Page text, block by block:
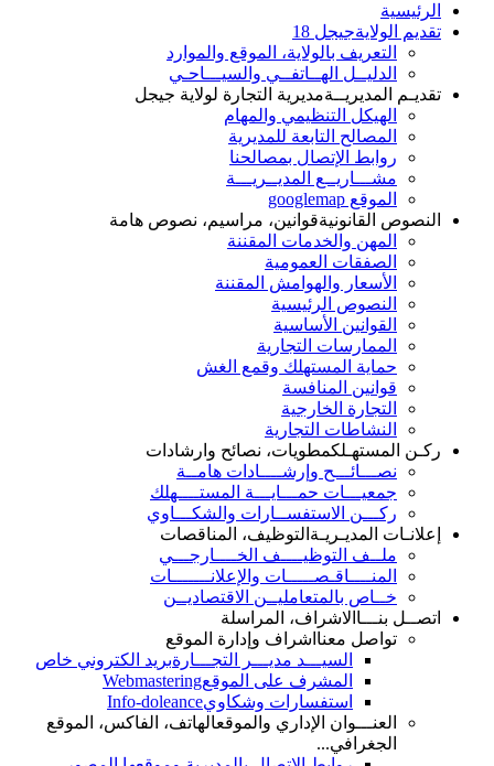
الرئيسية
تقديم الولايةجيجل 18
التعريف بالولاية، الموقع والموارد
الدليــل الهــاتفــي والسيـــاحـي
تقديـم المديريــةمديرية التجارة لولاية جيجل
الهيكل التنظيمي والمهام
المصالح التابعة للمديرية
روابط الإتصال بمصالحنا
مشـــاريــع المديــريـــة
الموقع googlemap
النصوص القانونيةقوانين، مراسيم، نصوص هامة
المهن والخدمات المقننة
الصفقات العمومية
الأسعار والهوامش المقننة
النصوص الرئيسية
القوانين الأساسية
الممارسات التجارية
حماية المستهلك وقمع الغش
قوانين المنافسة
التجارة الخارجية
النشاطات التجارية
ركـن المستهـلكمطويات، نصائح وارشادات
نصـــائـــح وإرشــــادات هامــة
جمعيـــات حمـــايـــة المستــــهلك
ركـــن الاستفســارات والشكـــاوي
إعلانـات المديـريـة التوظيف، المناقصات
ملــف التوظيــــف الخــــارجـــي
المنــــاقـصـــــات والإعلانـــــــات
خــاص بالمتعامليــن الاقتصاديــن
اتصــل بنـــا الاشراف، المراسلة
تواصل معنا اشراف وإدارة الموقع
السيـــد مديـــر التجـــارةبريد الكتروني خاص
المشرف على الموقعWebmastering
استفسارات وشكاويInfo-doleance
العنـــوان الإداري والموقعالهاتف، الفاكس، الموقع
الجغرافي...